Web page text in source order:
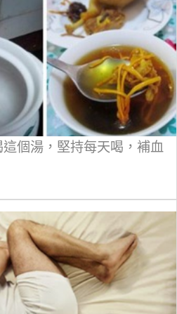
個湯，堅持每天喝，補血